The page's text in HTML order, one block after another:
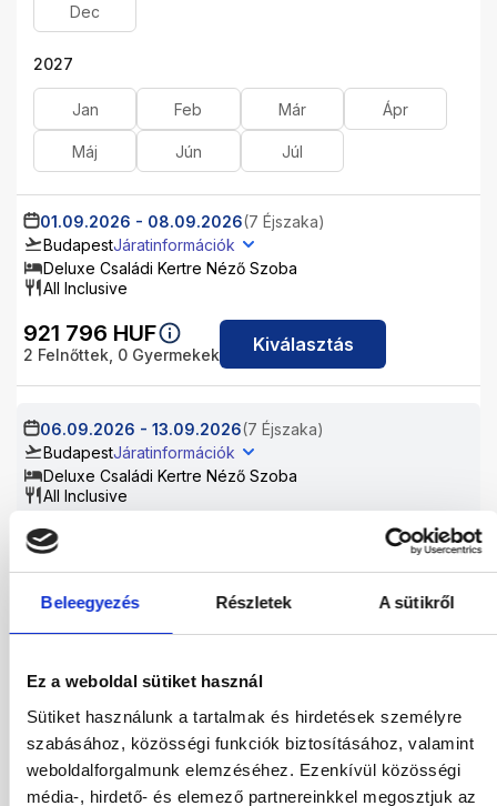
Beleegyezés Részletek A sütikről
Ez a weboldal sütiket használ
Sütiket használunk a tartalmak és hirdetések személyre
szabásához, közösségi funkciók biztosításához, valamint
weboldalforgalmunk elemzéséhez. Ezenkívül közösségi
média-, hirdető- és elemező partnereinkkel megosztjuk az
Dec
2027
Jan Feb Már Ápr
Máj Jún Júl
01.09.2026 - 08.09.2026(7 Éjszaka)
BudapestJáratinformációk
Deluxe Családi Kertre Néző Szoba
All Inclusive
921 796 HUF
2 Felnőttek, 0 Gyermekek Kiválasztás
06.09.2026 - 13.09.2026(7 Éjszaka)
BudapestJáratinformációk
Deluxe Családi Kertre Néző Szoba
All Inclusive
894 896
06.09.2026- 15.09.2026(9 Éjszaka)
Deluxe Családi Kertre Néző Szoba
1 145 344HUF
2Felnőttek,0 Gyermekek Kiválasztás